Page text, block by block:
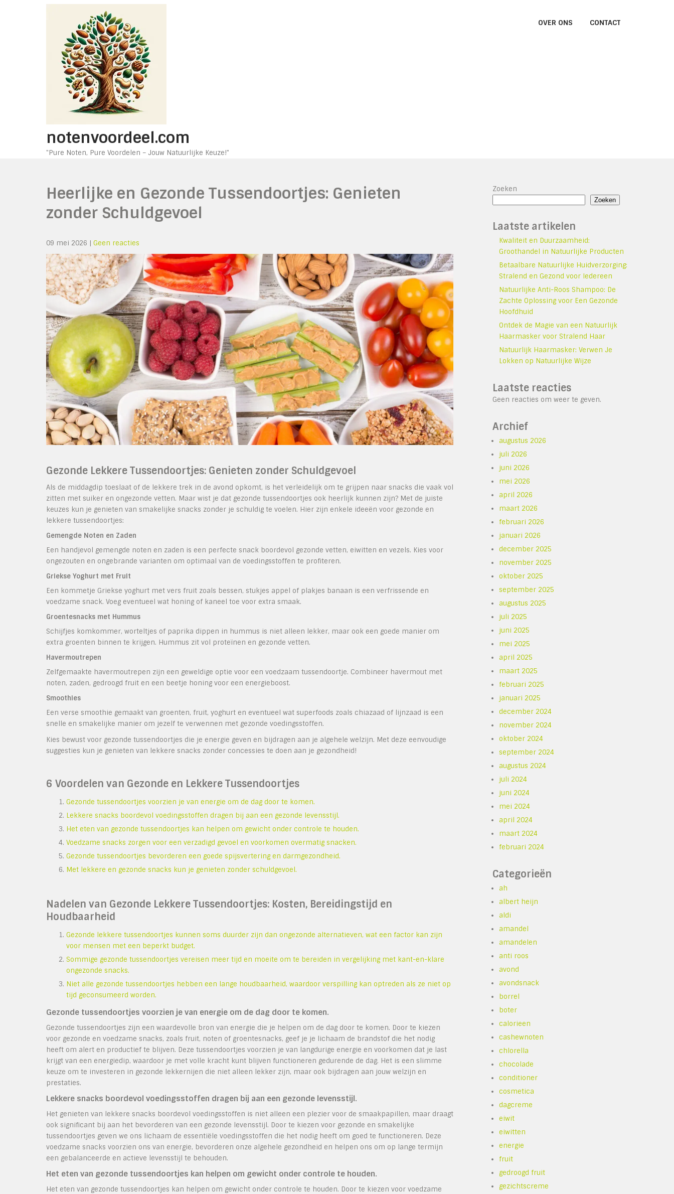
notenvoordeel.com
"Pure Noten, Pure Voordelen – Jouw Natuurlijke Keuze!"
OVER ONS CONTACT
Heerlijke en Gezonde Tussendoortjes: Genieten
zonder Schuldgevoel
09 mei 2026 | Geen reacties
Gezonde Lekkere Tussendoortjes: Genieten zonder Schuldgevoel
Als de middagdip toeslaat of de lekkere trek in de avond opkomt, is het verleidelijk om te grijpen naar snacks die vaak vol
zitten met suiker en ongezonde vetten. Maar wist je dat gezonde tussendoortjes ook heerlijk kunnen zijn? Met de juiste
keuzes kun je genieten van smakelijke snacks zonder je schuldig te voelen. Hier zijn enkele ideeën voor gezonde en
lekkere tussendoortjes:
Gemengde Noten en Zaden
Een handjevol gemengde noten en zaden is een perfecte snack boordevol gezonde vetten, eiwitten en vezels. Kies voor
ongezouten en ongebrande varianten om optimaal van de voedingsstoffen te profiteren.
Griekse Yoghurt met Fruit
Een kommetje Griekse yoghurt met vers fruit zoals bessen, stukjes appel of plakjes banaan is een verfrissende en
voedzame snack. Voeg eventueel wat honing of kaneel toe voor extra smaak.
Groentesnacks met Hummus
Schijfjes komkommer, worteltjes of paprika dippen in hummus is niet alleen lekker, maar ook een goede manier om
extra groenten binnen te krijgen. Hummus zit vol proteïnen en gezonde vetten.
Havermoutrepen
Zelfgemaakte havermoutrepen zijn een geweldige optie voor een voedzaam tussendoortje. Combineer havermout met
noten, zaden, gedroogd fruit en een beetje honing voor een energieboost.
Smoothies
Een verse smoothie gemaakt van groenten, fruit, yoghurt en eventueel wat superfoods zoals chiazaad of lijnzaad is een
snelle en smakelijke manier om jezelf te verwennen met gezonde voedingsstoffen.
Kies bewust voor gezonde tussendoortjes die je energie geven en bijdragen aan je algehele welzijn. Met deze eenvoudige
suggesties kun je genieten van lekkere snacks zonder concessies te doen aan je gezondheid!
6 Voordelen van Gezonde en Lekkere Tussendoortjes
Gezonde tussendoortjes voorzien je van energie om de dag door te komen.
Lekkere snacks boordevol voedingsstoffen dragen bij aan een gezonde levensstijl.
Het eten van gezonde tussendoortjes kan helpen om gewicht onder controle te houden.
Voedzame snacks zorgen voor een verzadigd gevoel en voorkomen overmatig snacken.
Gezonde tussendoortjes bevorderen een goede spijsvertering en darmgezondheid.
Met lekkere en gezonde snacks kun je genieten zonder schuldgevoel.
Nadelen van Gezonde Lekkere Tussendoortjes: Kosten, Bereidingstijd en
Houdbaarheid
Gezonde lekkere tussendoortjes kunnen soms duurder zijn dan ongezonde alternatieven, wat een factor kan zijn
voor mensen met een beperkt budget.
Sommige gezonde tussendoortjes vereisen meer tijd en moeite om te bereiden in vergelijking met kant-en-klare
ongezonde snacks.
Niet alle gezonde tussendoortjes hebben een lange houdbaarheid, waardoor verspilling kan optreden als ze niet op
tijd geconsumeerd worden.
Gezonde tussendoortjes voorzien je van energie om de dag door te komen.
Gezonde tussendoortjes zijn een waardevolle bron van energie die je helpen om de dag door te komen. Door te kiezen
voor gezonde en voedzame snacks, zoals fruit, noten of groentesnacks, geef je je lichaam de brandstof die het nodig
heeft om alert en productief te blijven. Deze tussendoortjes voorzien je van langdurige energie en voorkomen dat je last
krijgt van een energiedip, waardoor je met volle kracht kunt blijven functioneren gedurende de dag. Het is een slimme
keuze om te investeren in gezonde lekkernijen die niet alleen lekker zijn, maar ook bijdragen aan jouw welzijn en
prestaties.
Lekkere snacks boordevol voedingsstoffen dragen bij aan een gezonde levensstijl.
Het genieten van lekkere snacks boordevol voedingsstoffen is niet alleen een plezier voor de smaakpapillen, maar draagt
ook significant bij aan het bevorderen van een gezonde levensstijl. Door te kiezen voor gezonde en smakelijke
tussendoortjes geven we ons lichaam de essentiële voedingsstoffen die het nodig heeft om goed te functioneren. Deze
voedzame snacks voorzien ons van energie, bevorderen onze algehele gezondheid en helpen ons om op lange termijn
een gebalanceerde en actieve levensstijl te behouden.
Het eten van gezonde tussendoortjes kan helpen om gewicht onder controle te houden.
Het eten van gezonde tussendoortjes kan helpen om gewicht onder controle te houden. Door te kiezen voor voedzame
Zoeken
Zoeken
Laatste artikelen
Kwaliteit en Duurzaamheid:
Groothandel in Natuurlijke Producten
Betaalbare Natuurlijke Huidverzorging:
Stralend en Gezond voor Iedereen
Natuurlijke Anti-Roos Shampoo: De
Zachte Oplossing voor Een Gezonde
Hoofdhuid
Ontdek de Magie van een Natuurlijk
Haarmasker voor Stralend Haar
Natuurlijk Haarmasker: Verwen Je
Lokken op Natuurlijke Wijze
Laatste reacties
Geen reacties om weer te geven.
Archief
augustus 2026
juli 2026
juni 2026
mei 2026
april 2026
maart 2026
februari 2026
januari 2026
december 2025
november 2025
oktober 2025
september 2025
augustus 2025
juli 2025
juni 2025
mei 2025
april 2025
maart 2025
februari 2025
januari 2025
december 2024
november 2024
oktober 2024
september 2024
augustus 2024
juli 2024
juni 2024
mei 2024
april 2024
maart 2024
februari 2024
Categorieën
ah
albert heijn
aldi
amandel
amandelen
anti roos
avond
avondsnack
borrel
boter
calorieen
cashewnoten
chlorella
chocolade
conditioner
cosmetica
dagcreme
eiwit
eiwitten
energie
fruit
gedroogd fruit
gezichtscreme